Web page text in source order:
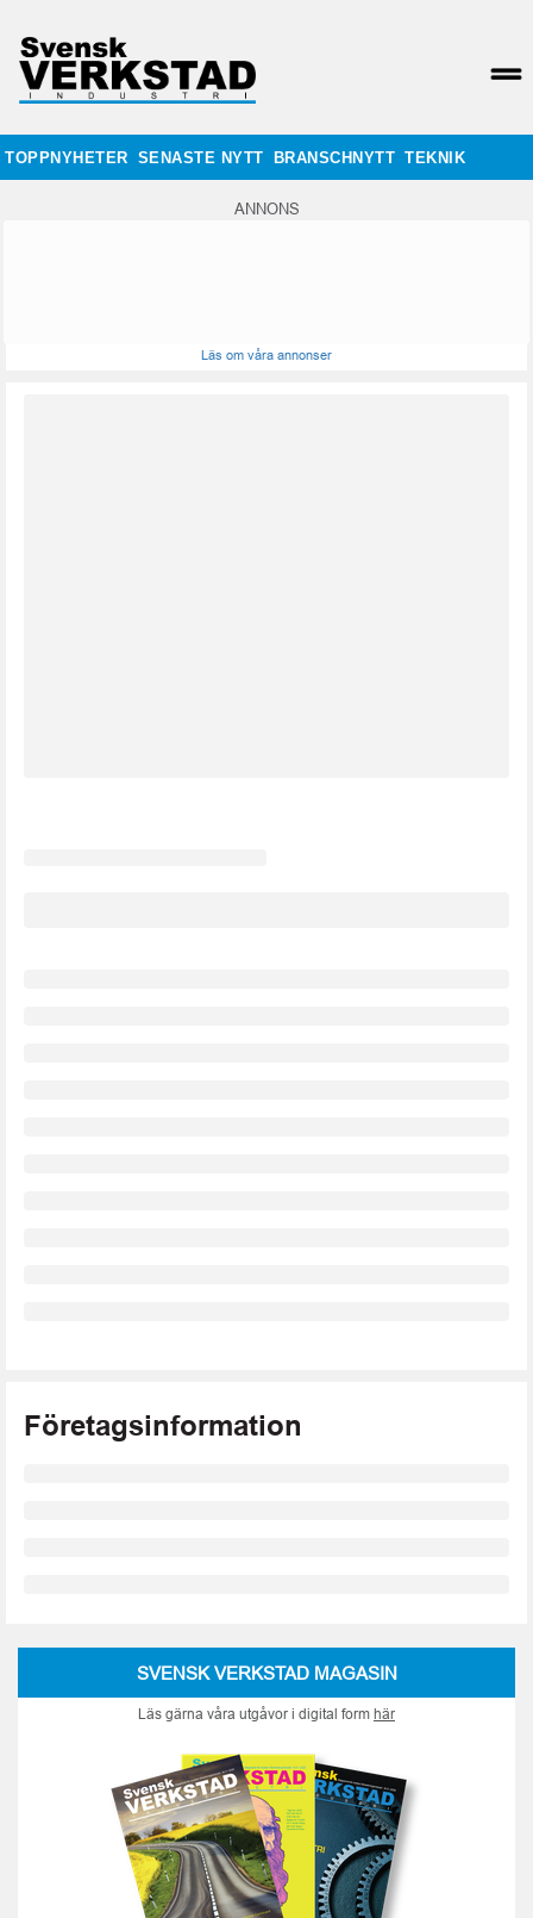
TOPPNYHETER SENASTE NYTT BRANSCHNYTT TEKNIK
ANNONS
Läs om våra annonser
Företagsinformation
SVENSK VERKSTAD MAGASIN
Läs gärna våra utgåvor i digital form här